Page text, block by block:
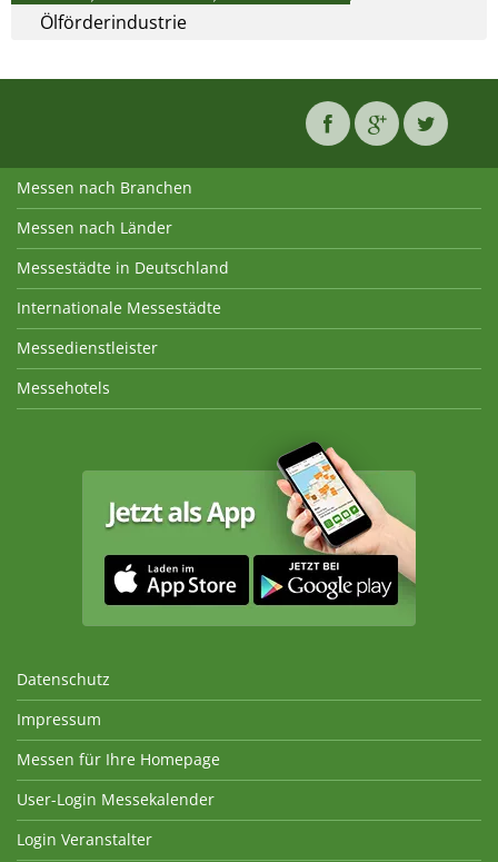
Ölförderindustrie
Messen nach Branchen
Messen nach Länder
Messestädte in Deutschland
Internationale Messestädte
Messedienstleister
Messehotels
Datenschutz
Impressum
Messen für Ihre Homepage
User-Login Messekalender
Login Veranstalter